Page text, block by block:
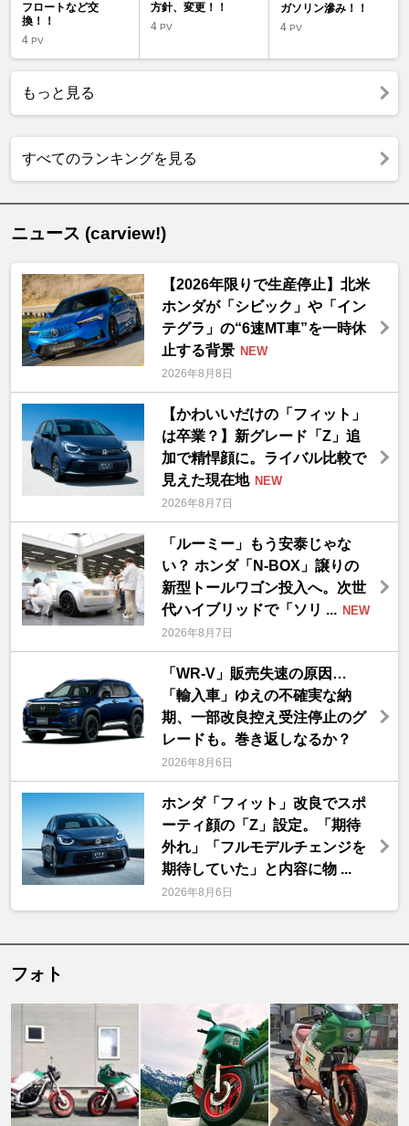
フロートなど交
換！！
4 PV
方針、変更！！
4PV
ガソリン滲み！！
4 PV
もっと見る
すべてのランキングを見る
ニュース (carview!)
【2026年限りで生産停止】北米
ホンダが「シビック」や「イン
テグラ」の“6速MT車”を一時休
止する背景 NEW
2026年8月8日
【かわいいだけの「フィット」
は卒業？】新グレード「Z」追
加で精悍顔に。ライバル比較で
見えた現在地 NEW
2026年8月7日
「ルーミー」もう安泰じゃな
い？ ホンダ「N-BOX」譲りの
新型トールワゴン投入へ。次世
代ハイブリッドで「ソリ ... NEW
2026年8月7日
「WR-V」販売失速の原因…
「輸入車」ゆえの不確実な納
期、一部改良控え受注停止のグ
レードも。巻き返しなるか？
2026年8月6日
ホンダ「フィット」改良でスポ
ーティ顔の「Z」設定。「期待
外れ」「フルモデルチェンジを
期待していた」と内容に物 ...
2026年8月6日
フォト